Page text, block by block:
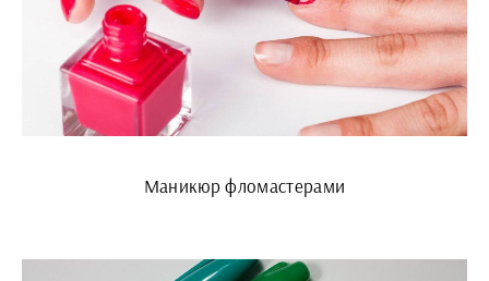
Маникюр фломастерами